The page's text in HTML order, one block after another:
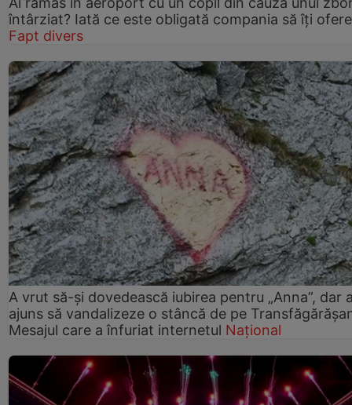
întârziat? Iată ce este obligată compania să îți ofere
Fapt divers
A vrut să-și dovedească iubirea pentru „Anna”, dar
ajuns să vandalizeze o stâncă de pe
Mesajul care a înfuriat internetul Național